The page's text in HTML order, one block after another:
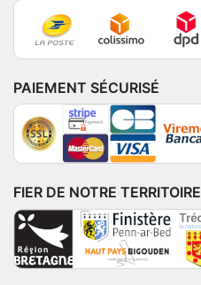
PAIEMENT SÉCURISÉ
FIER DE NOTRE TERRITOIRE